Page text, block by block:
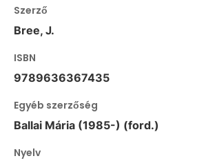
Szerző
Bree, J.
ISBN
9789636367435
Egyéb szerzőség
Ballai Mária (1985-) (ford.)
Nyelv